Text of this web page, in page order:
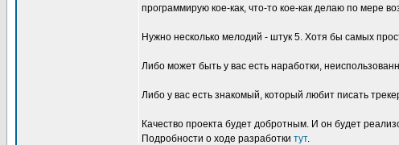
программирую кое-как, что-то кое-как делаю по мере
Нужно несколько мелодий - штук 5. Хотя бы самых
Либо может быть у вас есть наработки,
Либо у вас есть знакомый, который любит писать
Качество проекта будет добротным. И он будет
Подробности о ходе разработки тут.